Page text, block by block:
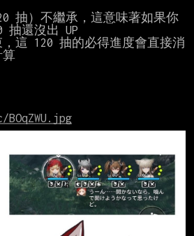
抽）不繼承，這意味著如果你
抽還沒出 UP
這 120 抽的必得進度會直接消
算